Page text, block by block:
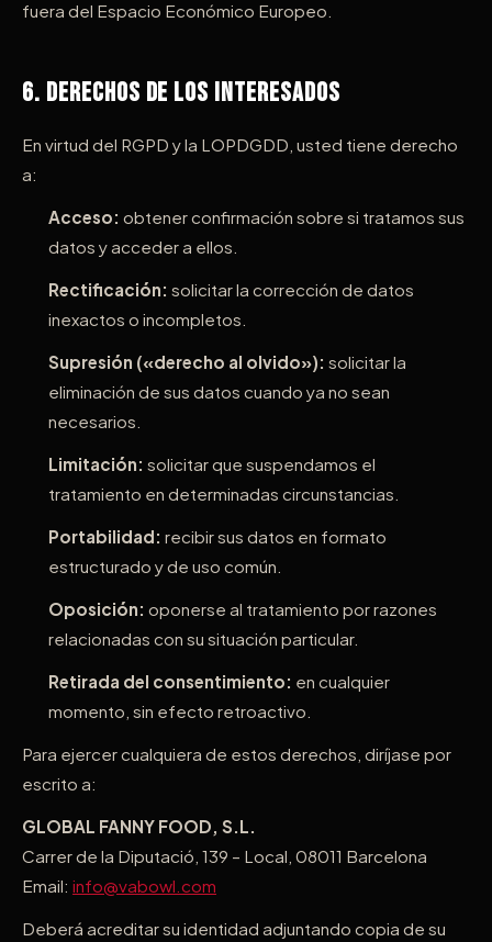
fuera del Espacio Económico Europeo.
6. Derechos de los Interesados
En virtud del RGPD y la LOPDGDD, usted tiene derecho
a:
Acceso: obtener confirmación sobre si tratamos sus
datos y acceder a ellos.
Rectificación: solicitar la corrección de datos
inexactos o incompletos.
Supresión («derecho al olvido»): solicitar la
eliminación de sus datos cuando ya no sean
necesarios.
Limitación: solicitar que suspendamos el
tratamiento en determinadas circunstancias.
Portabilidad: recibir sus datos en formato
estructurado y de uso común.
Oposición: oponerse al tratamiento por razones
relacionadas con su situación particular.
Retirada del consentimiento: en cualquier
momento, sin efecto retroactivo.
Para ejercer cualquiera de estos derechos, diríjase por
escrito a:
GLOBAL FANNY FOOD, S.L.
Carrer de la Diputació, 139 – Local, 08011 Barcelona
Email: info@vabowl.com
Deberá acreditar su identidad adjuntando copia de su